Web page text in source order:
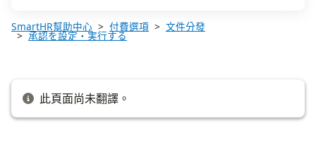
SmartHR幫助中心 付費選項 文件分發
承認を設定・実行する
此頁面尚未翻譯。